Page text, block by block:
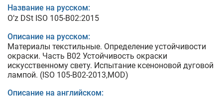
Название на русском:
O’z DSt ISO 105-В02:2015
Описание на русском:
Материалы текстильные. Определение устойчивости
окраски. Часть В02 Устойчивость окраски
искусственному свету. Испытание ксеноновой дуговой
лампой. (ISO 105-В02-2013,MOD)
Описание на английском: